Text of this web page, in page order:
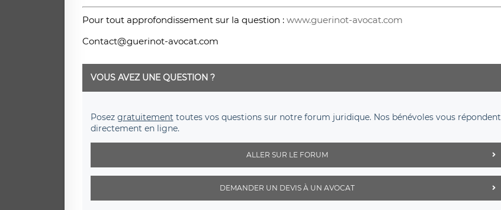
Pour tout approfondissement sur la question : www.guerinot-avocat.com
Contact@guerinot-avocat.com
VOUS AVEZ UNE QUESTION ?
Posez gratuitement toutes vos questions sur notre forum juridique. Nos bénévoles vous répondent
directement en ligne.
ALLER SUR LE FORUM
DEMANDER UN DEVIS À UN AVOCAT